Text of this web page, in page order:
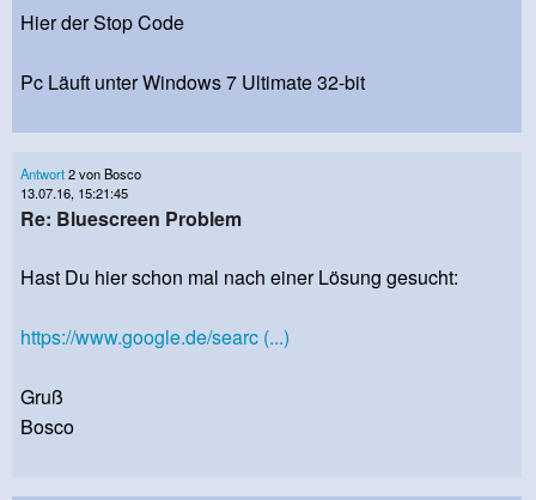
Hier der Stop Code
Pc Läuft unter Windows 7 Ultimate 32-bit
Antwort2 von Bosco
13.07.16, 15:21:45
Re: Bluescreen Problem
Hast Du hier schon mal nach einer Lösung gesucht:
https://www.google.de/searc (...)
Gruß
Bosco